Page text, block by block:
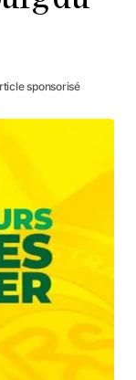
sponsorisé